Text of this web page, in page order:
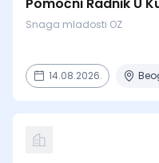
Snaga mladosti OZ
14.08.2026.